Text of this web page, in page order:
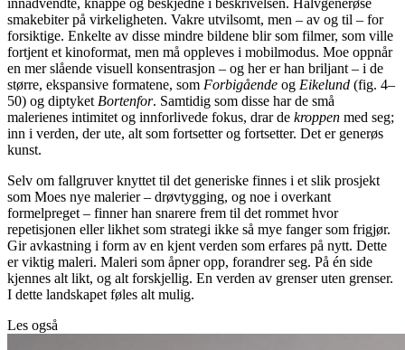
innadvendte, knappe og beskjedne i beskrivelsen. Halvgenerøse
smakebiter på virkeligheten. Vakre utvilsomt, men – av og til – for
forsiktige. Enkelte av disse mindre bildene blir som filmer, som ville
fortjent et kinoformat, men må oppleves i mobilmodus. Moe oppnår
en mer slående visuell konsentrasjon – og her er han briljant – i de
større, ekspansive formatene, som Forbigående og Eikelund (fig. 4–
50) og diptyket Bortenfor. Samtidig som disse har de små
malerienes intimitet og innforlivede fokus, drar de kroppen med seg;
inn i verden, der ute, alt som fortsetter og fortsetter. Det er generøs
kunst.
Selv om fallgruver knyttet til det generiske finnes i et slik prosjekt
som Moes nye malerier – drøvtygging, og noe i overkant
formelpreget – finner han snarere frem til det rommet hvor
repetisjonen eller likhet som strategi ikke så mye fanger som frigjør.
Gir avkastning i form av en kjent verden som erfares på nytt. Dette
er viktig maleri. Maleri som åpner opp, forandrer seg. På én side
kjennes alt likt, og alt forskjellig. En verden av grenser uten grenser.
I dette landskapet føles alt mulig.
Les også